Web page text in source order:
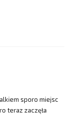
sporo miejsc
teraz zaczęła